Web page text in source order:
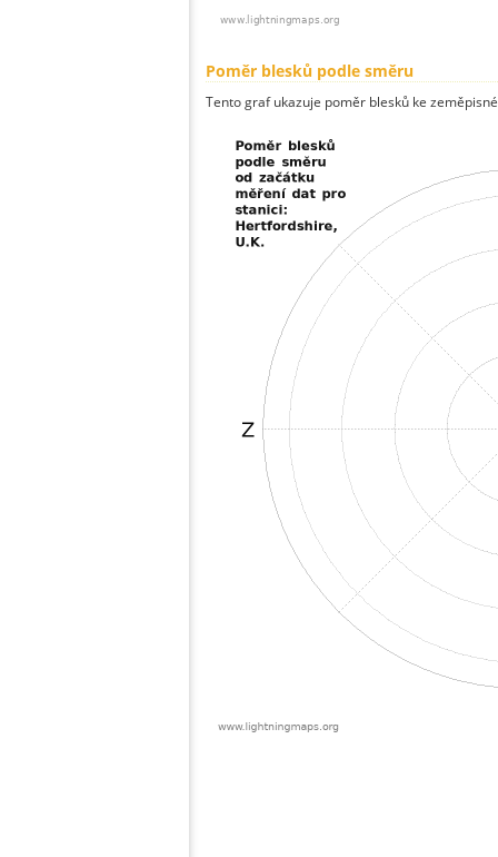
Poměr blesků podle směru
Tento graf ukazuje poměr blesků ke